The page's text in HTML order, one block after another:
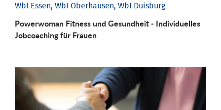
WbI Essen, WbI Oberhausen, WbI Duisburg
Powerwoman Fitness und Gesund­heit - Individu­elles
Job­coaching für Frauen